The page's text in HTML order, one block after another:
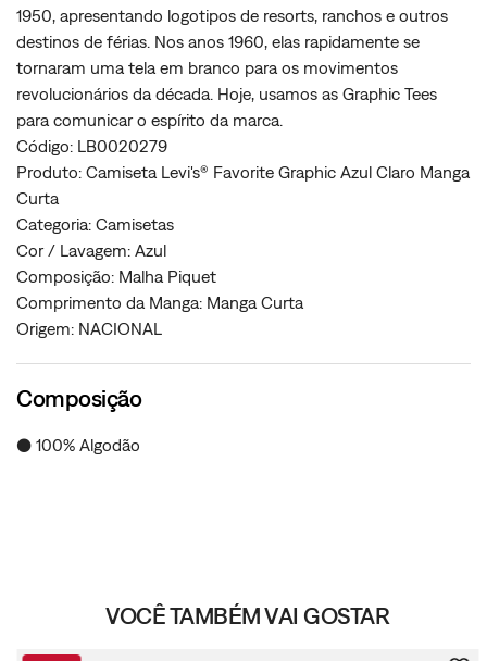
1950, apresentando logotipos de resorts, ranchos e outros
destinos de férias. Nos anos 1960, elas rapidamente se
tornaram uma tela em branco para os movimentos
revolucionários da década. Hoje, usamos as Graphic Tees
para comunicar o espírito da marca.
Código: LB0020279
Produto: Camiseta Levi's® Favorite Graphic Azul Claro Manga
Curta
Categoria: Camisetas
Cor / Lavagem: Azul
Composição: Malha Piquet
Comprimento da Manga: Manga Curta
Origem: NACIONAL
Composição
● 100% Algodão
VOCÊ TAMBÉM VAI GOSTAR